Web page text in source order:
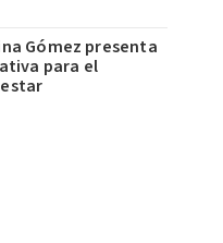
Gómez presenta
para el